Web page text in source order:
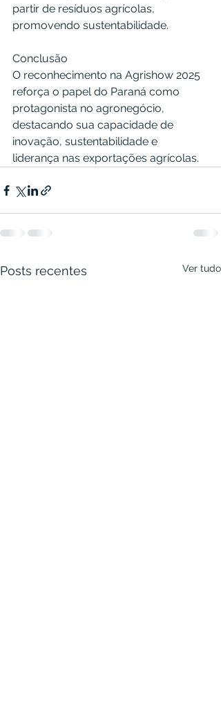
partir de resíduos agrícolas,
promovendo sustentabilidade.
Conclusão
O reconhecimento na Agrishow 2025
reforça o papel do Paraná como
protagonista no agronegócio,
destacando sua capacidade de
inovação, sustentabilidade e
liderança nas exportações agrícolas.
Posts recentes Ver tudo